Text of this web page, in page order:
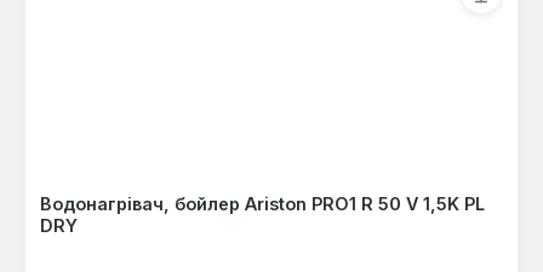
Водонагрівач, бойлер Ariston PRO1 R 50 V 1,5K PL
DRY